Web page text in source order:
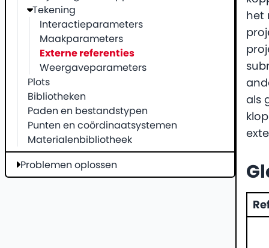
Tekening
Interactieparameters
Maakparameters
Externe referenties
Weergaveparameters
Plots
Bibliotheken
Paden en bestandstypen
Punten en coördinaatsystemen
Materialenbibliotheek
Problemen oplossen
het
als